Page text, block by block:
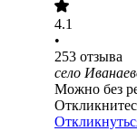
4.1
•
253 отзыва
село
Можно без